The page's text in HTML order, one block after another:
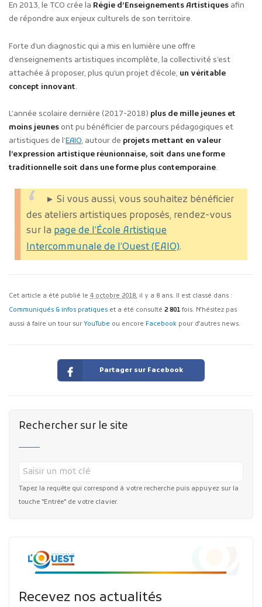
En 2013, le TCO crée la Régie d’Enseignements Artistiques afin
de répondre aux enjeux culturels de son territoire.
Forte d’un diagnostic qui a mis en lumière une offre
d’enseignements artistiques incomplète, la collectivité s’est
attachée à proposer, plus qu’un projet d’école, un véritable
concept innovant.
L’année scolaire dernière (2017-2018) plus de mille jeunes et
moins jeunesont pu bénéficier de parcours pédagogiques et
artistiques de l’EAIO, autour de projets mettant en valeur
l’expression artistique réunionnaise, soit dans une forme
traditionnelle soit dans une forme plus contemporaine.
► Si vous aussi, vous souhaitez bénéficier
des ateliers artistiques proposés, rendez-vous
sur la page de l’École Artistique
Intercommunale de l’Ouest (EAIO).
Cet article a été publié le 4 octobre 2018, il y a 8 ans. Il est classé dans :
Communiqués & infos pratiques et a été consulté 2 801 fois. N'hésitez pas
aussi à faire un tour sur YouTube ou encore Facebook pour d'autres news.
Partager sur Facebook
Rechercher sur le site
Tapez la requête qui correspond à votre recherche puis appuyez sur la
touche "Entrée" de votre clavier.
Recevez nos actualités